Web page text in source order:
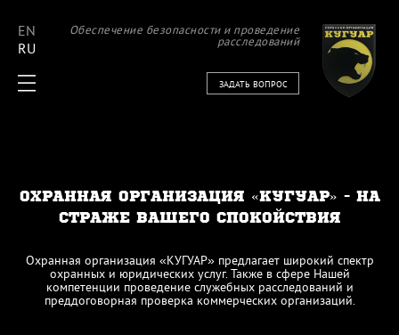
EN
RU
Обеспечение безопасности и проведение
расследований
ЗАДАТЬ ВОПРОС
ОХРАННАЯ ОРГАНИЗАЦИЯ «КУГУАР» - НА
СТРАЖЕ ВАШЕГО СПОКОЙСТВИЯ
Охранная организация «КУГУАР» предлагает широкий спектр
охранных и юридических услуг. Также в сфере Нашей
компетенции проведение служебных расследований и
преддоговорная проверка коммерческих организаций.